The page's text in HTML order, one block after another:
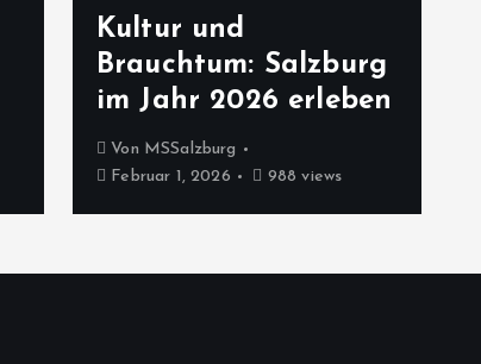
Kultur und
Brauchtum: Salzburg
im Jahr 2026 erleben
Von MSSalzburg
Februar 1, 2026
988 views